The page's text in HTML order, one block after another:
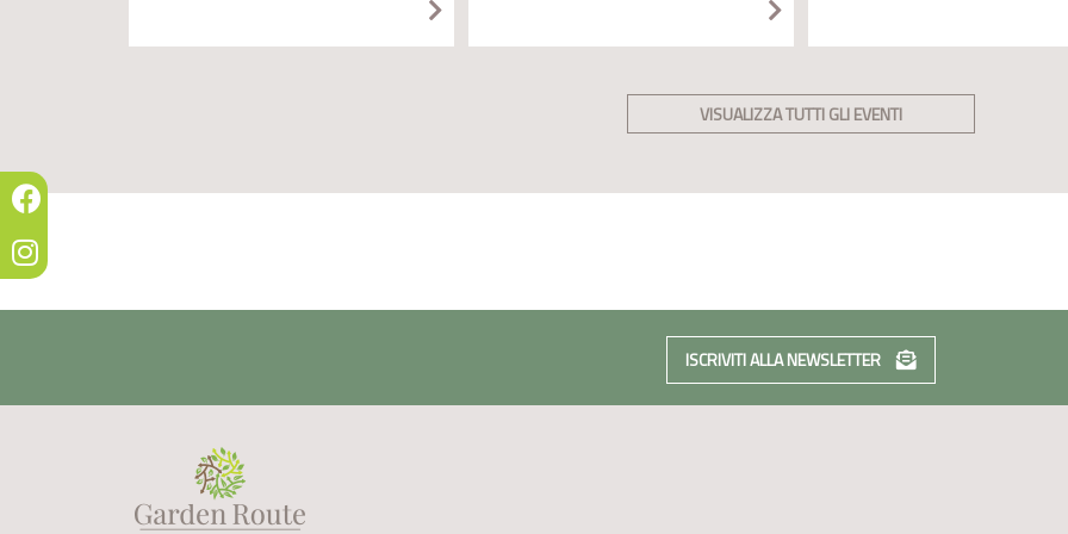
VISUALIZZA TUTTI GLI EVENTI
ISCRIVITI ALLA NEWSLETTER